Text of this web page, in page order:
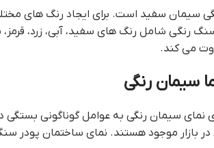
سیمان سفید است. برای ایجاد رنگ های
رنگي شامل رنگ های سفید، آبی، زرد،
می کند.
سیمان رنگی
نمای سیمان رنگی به عوامل گوناگونی
بازار موجود هستند. نماي ساختمان پودر